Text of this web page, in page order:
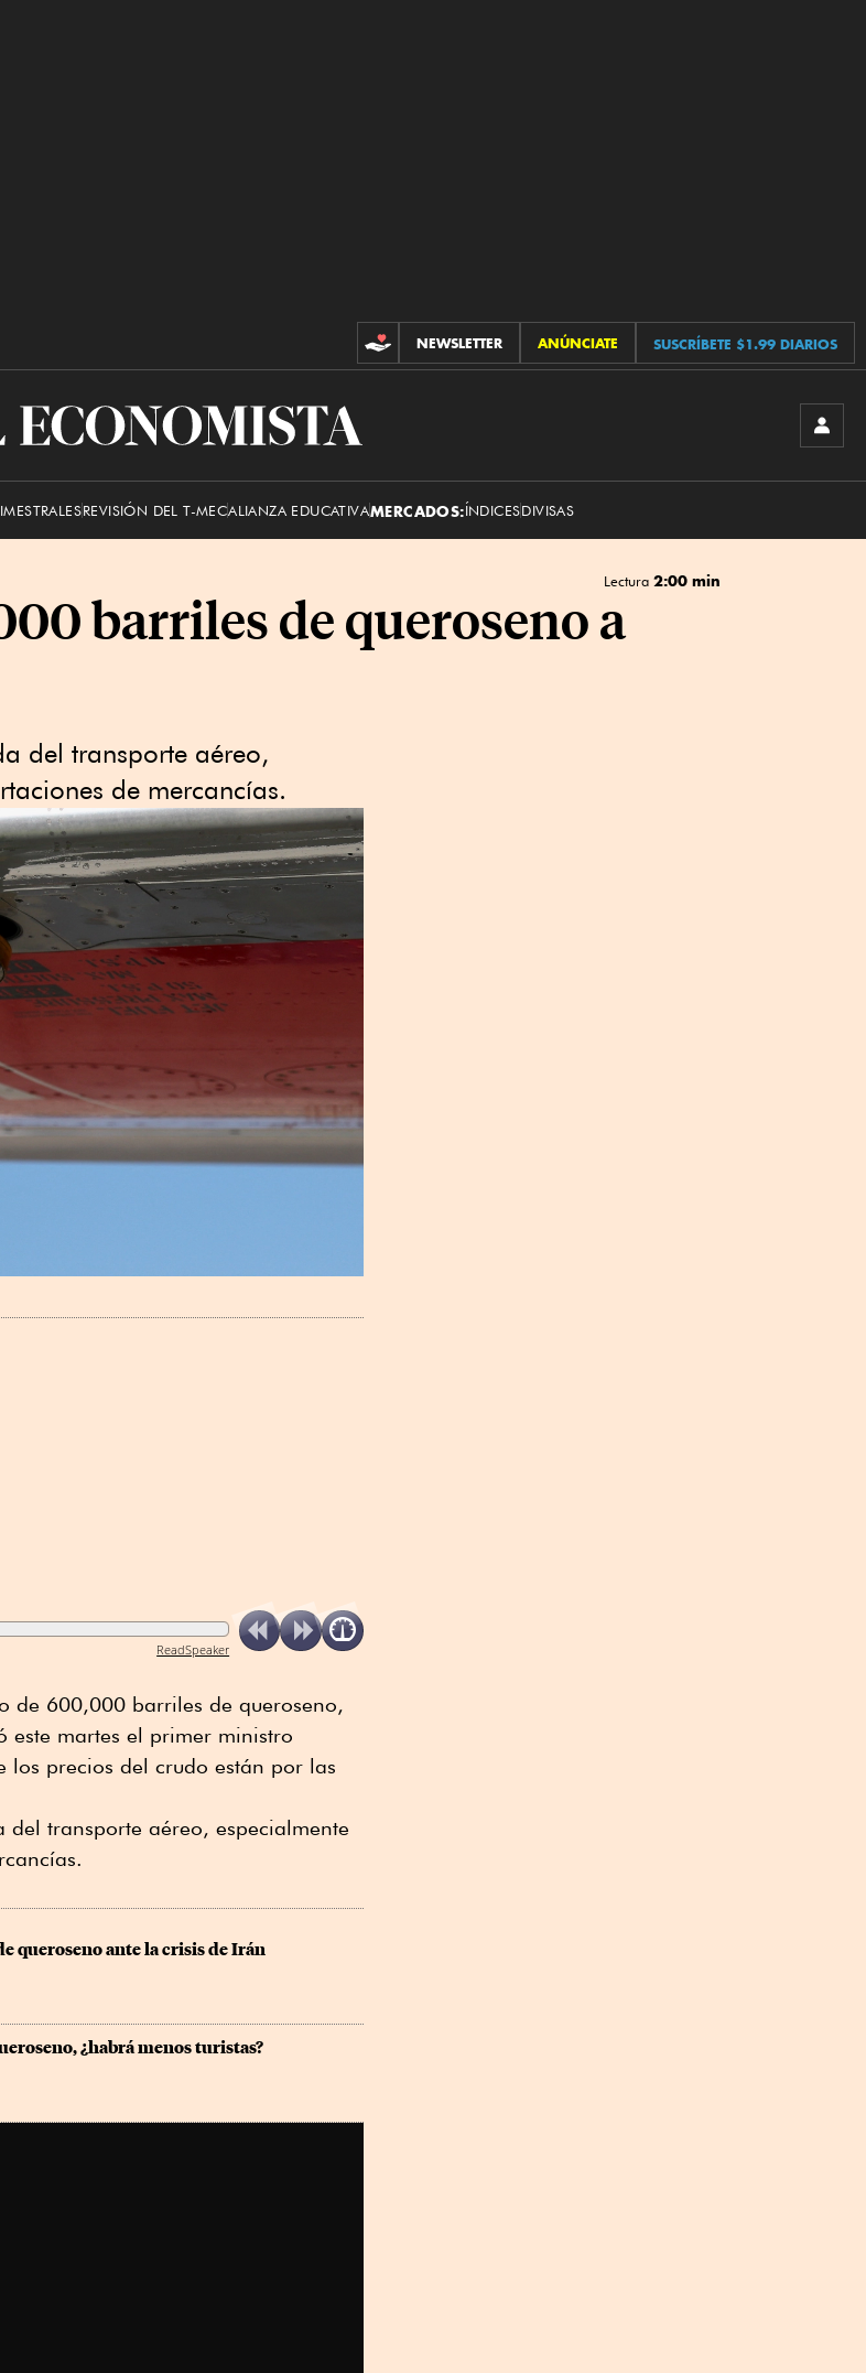
CONTRIBUCIONES
NEWSLETTER ANÚNCIATE SUSCRÍBETE $1.99 DIARIOS
El
REVISIÓN DEL T-MECALIANZA EDUCATIVAMERCADOS:ÍNDICESDIVISAS
Lectura 2:00 min
barriles de queroseno a
del transporte aéreo,
de mercancías.
ReadSpeaker
de 600,000 barriles de queroseno,
este martes el primer ministro
los precios del crudo están por las
transporte aéreo, especialmente
queroseno ante la crisis de Irán
¿habrá menos turistas?